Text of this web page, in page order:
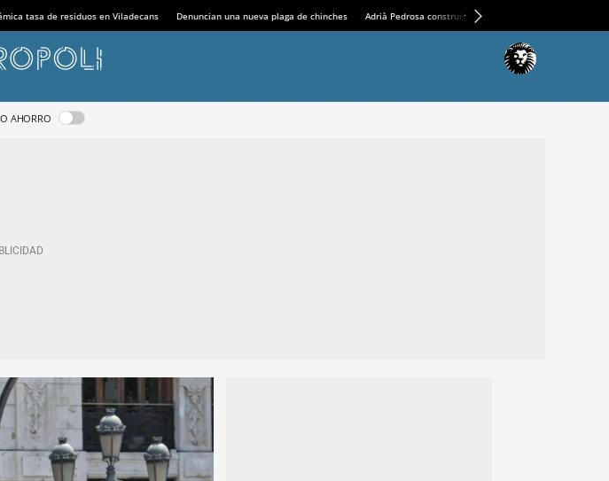
tasa de residuos en Viladecans Denuncian una nueva plaga de chinches Adrià Pedrosa construirá la nueva residencia en el
AHORRO